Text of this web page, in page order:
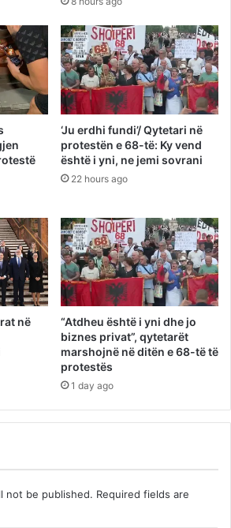
‘Ju erdhi fundi’/ Qytetari në
protestën e 68-të: Ky vend
është i yni, ne jemi sovrani
22 hours ago
në
“Atdheu është i yni dhe jo
biznes privat”, qytetarët
marshojnë në ditën e 68-të të
protestës
1 day ago
not be published. Required fields are